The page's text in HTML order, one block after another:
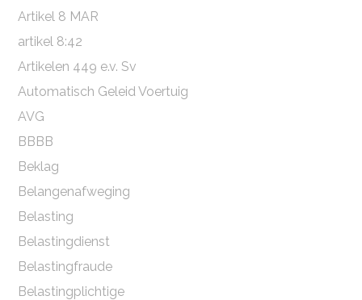
Artikel 8 MAR
artikel 8:42
Artikelen 449 e.v. Sv
Automatisch Geleid Voertuig
AVG
BBBB
Beklag
Belangenafweging
Belasting
Belastingdienst
Belastingfraude
Belastingplichtige